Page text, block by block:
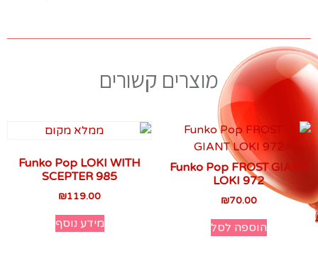
מוצרים קשורים
Funko Pop FROST GIANT
LOKI 972
₪70.00
הוספה לסל
Funko Pop LOKI WITH
SCEPTER 985
₪119.00
מידע נוסף